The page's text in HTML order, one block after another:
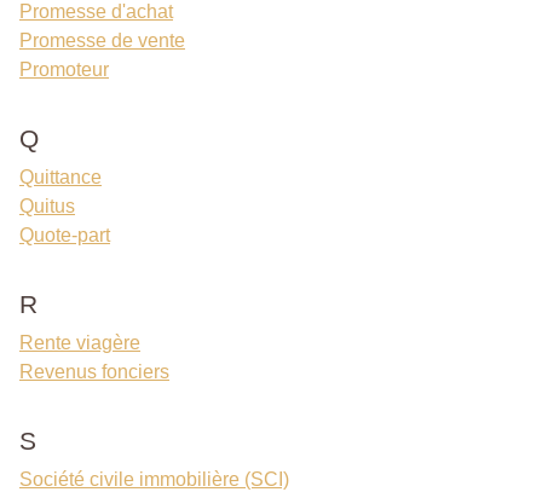
Promesse d'achat
Promesse de vente
Promoteur
Q
Quittance
Quitus
Quote-part
R
Rente viagère
Revenus fonciers
S
Société civile immobilière (SCI)